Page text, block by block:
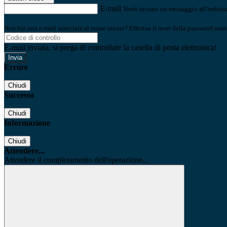
E-mail Verrà inviato un messaggio
Non hai una e-mail associata al nome utente? Effettua il reset della password
E-mail inviata, si prega di controllare la casella di posta elettronica!
Errore
Chiudi
Successo
Chiudi
Informazione
Chiudi
Attendere...
Attendere il completamento dell'operazione...